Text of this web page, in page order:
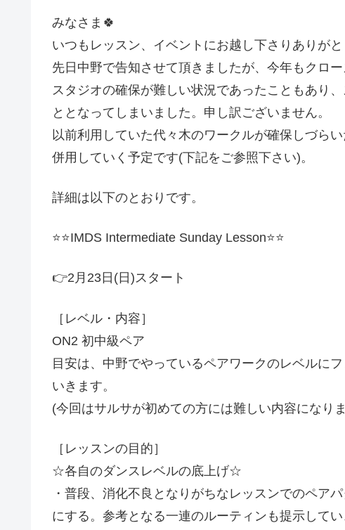
みなさま🍀
いつもレッスン、イベントにお越し下さりありが
先日中野で告知させて頂きましたが、今年もクロ
スタジオの確保が難しい状況であったこともあり
ととなってしまいました。申し訳ございません。
以前利用していた代々木のワークルが確保しづら
併用していく予定です(下記をご参照下さい)。
詳細は以下のとおりです。
⭐️⭐️IMDS Intermediate Sunday Lesson⭐️⭐️
👉2月23日(日)スタート
［レベル・内容］
ON2 初中級ペア
目安は、中野でやっているペアワークのレベルに
いきます。
(今回はサルサが初めての方には難しい内容になり
［レッスンの目的］
☆各自のダンスレベルの底上げ☆
・普段、消化不良となりがちなレッスンでのペア
にする。参考となる一連のルーティンも提示してい